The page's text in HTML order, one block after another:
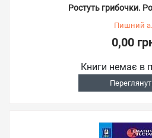
Ростуть грибочки.
Пишний а.
0,00
Книги немає в